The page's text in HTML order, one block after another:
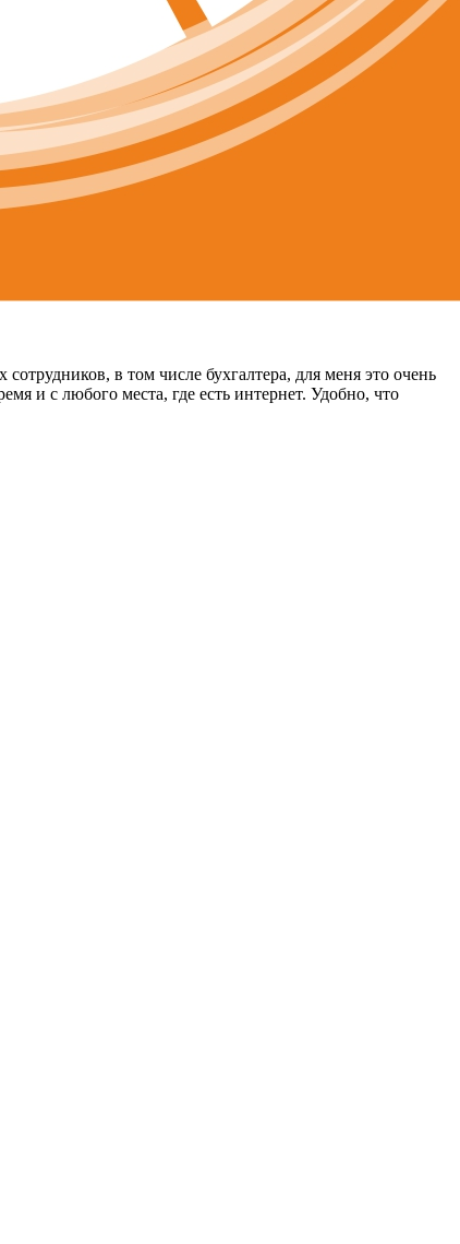
в том числе бухгалтера, для меня это очень
и с любого места, где есть интернет. Удобно, что